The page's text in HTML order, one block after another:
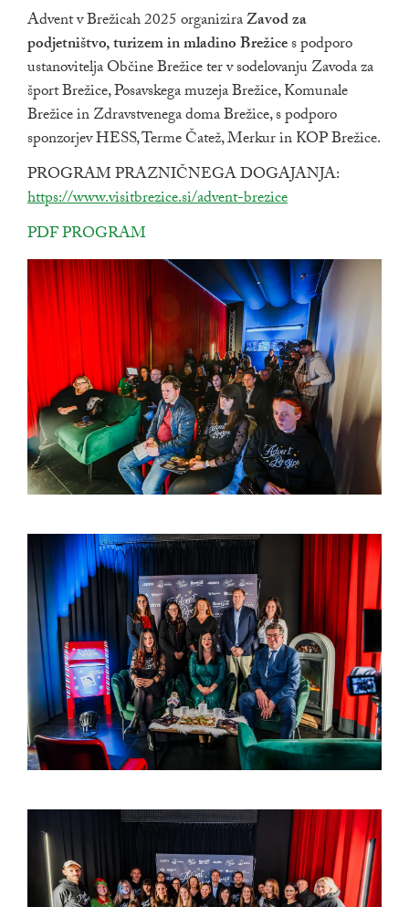
Advent v Brežicah 2025 organiziraZavod za
podjetništvo, turizem in mladino Brežices podporo
ustanovitelja Občine Brežice ter v sodelovanju Zavoda za
šport Brežice, Posavskega muzeja Brežice, Komunale
Brežice in Zdravstvenega doma Brežice, s podporo
sponzorjev HESS, Terme Čatež, Merkur in KOP Brežice.
PROGRAM PRAZNIČNEGA DOGAJANJA:
https://www.visitbrezice.si/advent-brezice
povezava na dokument
PDF PROGRAM